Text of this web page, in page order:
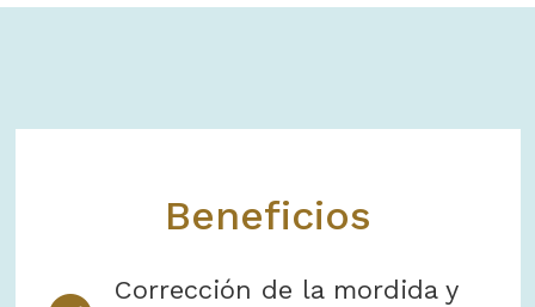
Beneficios
Corrección de la mordida y